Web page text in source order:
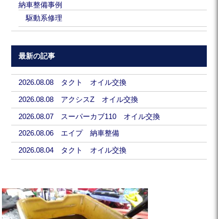
納車整備事例
駆動系修理
最新の記事
2026.08.08 タクト オイル交換
2026.08.08 アクシスZ オイル交換
2026.08.07 スーパーカブ110 オイル交換
2026.08.06 エイプ 納車整備
2026.08.04 タクト オイル交換